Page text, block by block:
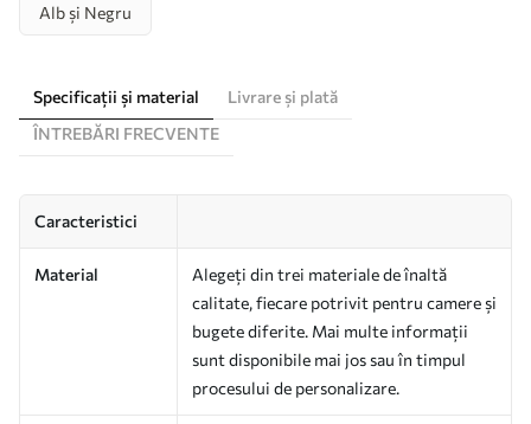
Alb și Negru
Specificații și material
Livrare și plată
ÎNTREBĂRI FRECVENTE
Caracteristici
Material
Alegeți din trei materiale de înaltă
calitate, fiecare potrivit pentru camere și
bugete diferite. Mai multe informații
sunt disponibile mai jos sau în timpul
procesului de personalizare.